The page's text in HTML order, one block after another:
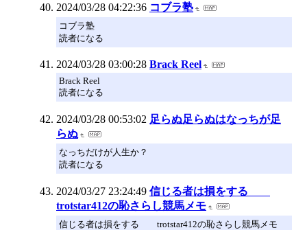
2024/03/28 04:22:36 コブラ塾
コブラ塾
読者になる
2024/03/28 03:00:28 Brack Reel
Brack Reel
読者になる
2024/03/28 00:53:02 足らぬ足らぬはなっちが足
らぬ
なっちだけが人生か？
読者になる
2024/03/27 23:24:49 信じる者は損をする
trotstar412の恥さらし競馬メモ
信じる者は損をする trotstar412の恥さらし競馬メモ